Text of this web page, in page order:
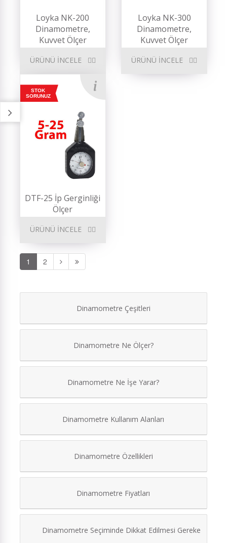
Loyka NK-200
Dinamometre,
Kuvvet Ölçer
ÜRÜNÜ İNCELE
Loyka NK-300
Dinamometre,
Kuvvet Ölçer
ÜRÜNÜ İNCELE
STOK
SORUNUZ
DTF-25 İp Gerginliği
Ölçer
ÜRÜNÜ İNCELE
1 2
Dinamometre Çeşitleri
Dinamometre Ne Ölçer?
Dinamometre Ne İşe Yarar?
Dinamometre Kullanım Alanları
Dinamometre Özellikleri
Dinamometre Fiyatları
Dinamometre Seçiminde Dikkat Edilmesi Gerekenler